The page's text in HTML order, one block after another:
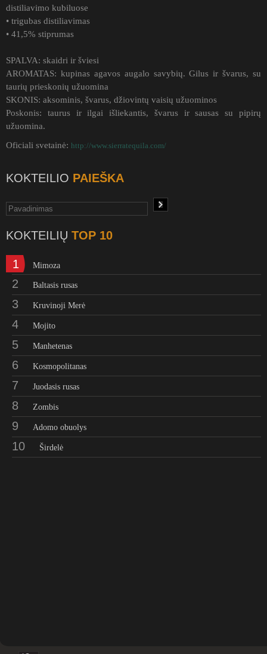
distiliavimo kubiluose
• trigubas distiliavimas
• 41,5% stiprumas
SPALVA: skaidri ir šviesi
AROMATAS: kupinas agavos augalo savybių. Gilus ir švarus, su
taurių prieskonių užuomina
SKONIS: aksominis, švarus, džiovintų vaisių užuominos
Poskonis: taurus ir ilgai išliekantis, švarus ir sausas su pipirų
užuomina.
Oficiali svetainė: http://www.sierratequila.com/
KOKTEILIO PAIEŠKA
KOKTEILIŲ TOP 10
1 Mimoza
2 Baltasis rusas
3 Kruvinoji Merė
4 Mojito
5 Manhetenas
6 Kosmopolitanas
7 Juodasis rusas
8 Zombis
9 Adomo obuolys
10 Širdelė